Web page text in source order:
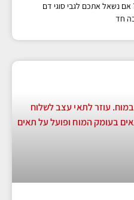
נשאל אתכם לגבי סוגי דם
חד